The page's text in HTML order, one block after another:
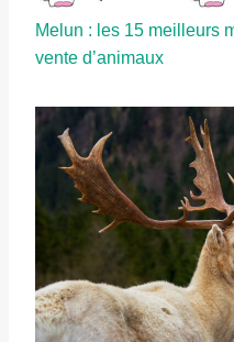
Melun : les 15 meilleurs
vente d’animaux